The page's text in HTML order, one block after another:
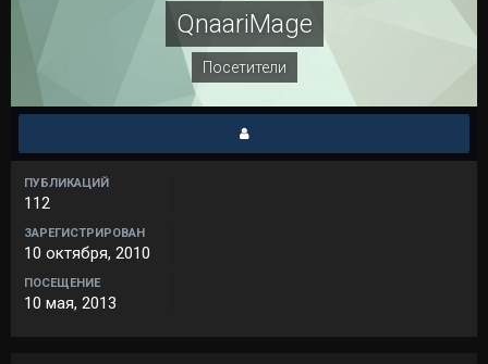
QnaariMage
Посетители
ПУБЛИКАЦИЙ
112
ЗАРЕГИСТРИРОВАН
10 октября, 2010
ПОСЕЩЕНИЕ
10 мая, 2013